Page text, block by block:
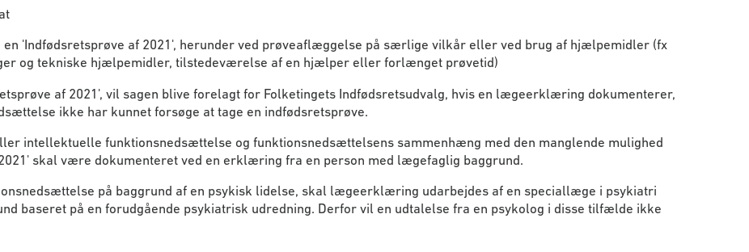
en 'Indfødsretsprøve af 2021', herunder ved prøveaflæggelse på særlige vilkår eller ved brug af hjælpemidler (fx
og tekniske hjælpemidler, tilstedeværelse af en hjælper eller forlænget prøvetid)
af 2021', vil sagen blive forelagt for Folketingets Indfødsretsudvalg, hvis en lægeerklæring dokumenterer,
ikke har kunnet forsøge at tage en indfødsretsprøve.
intellektuelle funktionsnedsættelse og funktionsnedsættelsens sammenhæng med den manglende mulighed
skal være dokumenteret ved en erklæring fra en person med lægefaglig baggrund.
på baggrund af en psykisk lidelse, skal lægeerklæring udarbejdes af en speciallæge i psykiatri
baseret på en forudgående psykiatrisk udredning. Derfor vil en udtalelse fra en psykolog i disse tilfælde ikke